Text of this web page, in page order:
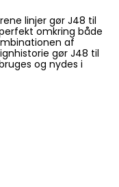
linjer gør J48 til
omkring både
af
gør J48 til
og nydes i